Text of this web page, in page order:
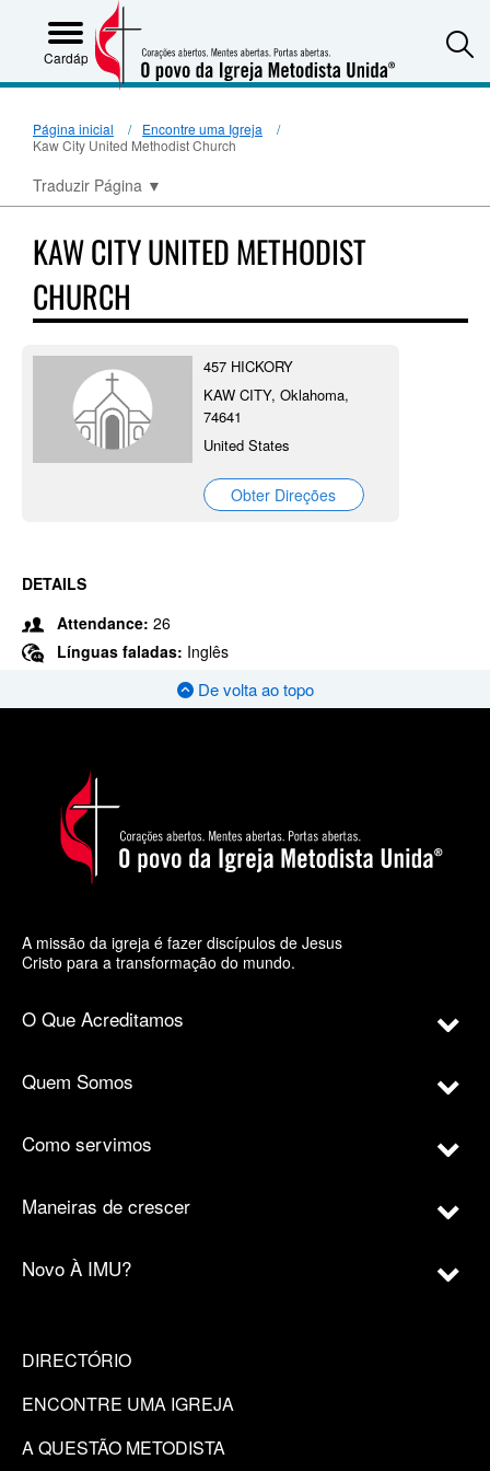
Cardápio
Página inicial
Encontre uma Igreja
Kaw City United Methodist Church
Traduzir Página ▼
KAW CITY UNITED METHODIST
CHURCH
457 HICKORY
KAW CITY, Oklahoma,
74641
United States
Obter Direções
DETAILS
Attendance: 26
Línguas faladas: Inglês
De volta ao topo
A missão da igreja é fazer discípulos de Jesus
Cristo para a transformação do mundo.
O Que Acreditamos
Quem Somos
Como servimos
Maneiras de crescer
Novo À IMU?
DIRECTÓRIO
ENCONTRE UMA IGREJA
A QUESTÃO METODISTA